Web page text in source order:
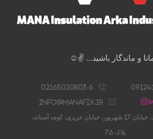
و ماندگار باشید... ✌️☺️
02165020803-6
info@manafix.ir
تهران، شادآباد، خیابان 17 شهریور، خیابان عزیزی، کوچه آستانه،
پلاک 76